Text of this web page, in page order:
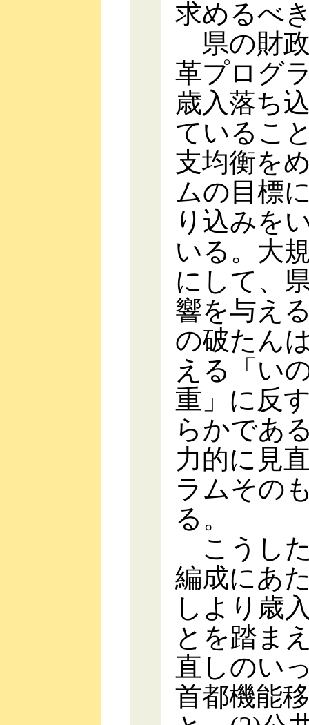
求めるべ
県の財
革プログ
歳入落ち
ているこ
支均衡を
ムの目標
り込みを
いる。大
にして、
響を与え
の破たん
える「い
重」に反
らかであ
力的に見
ラムその
る。
こうし
編成にあ
しより歳
とを踏ま
直しのい
首都機能